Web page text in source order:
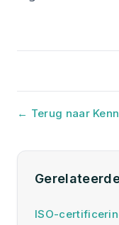
← Terug naar
ISO-